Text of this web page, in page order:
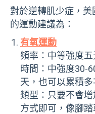
對於逆轉肌少症，
的運動建議為：
有氧運動
頻率：中等強度
時間：中強度30-
天，也可以累積
類型：只要不會
方式即可，像腳